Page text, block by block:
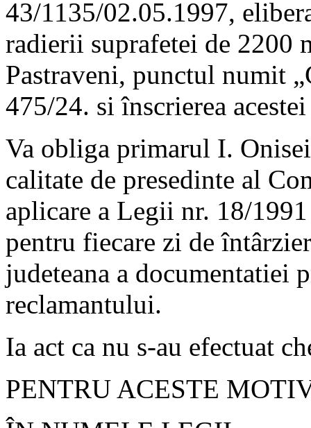
43/1135/02.05.1997,
radierii suprafetei de 2200
Pastraveni, punctul numit
475/24. si înscrierea
Va obliga primarul I.
calitate de presedinte al
aplicare a Legii nr. 18/
pentru fiecare zi de
judeteana a documentatiei
reclamantului.
Ia act ca nu s-au efectuat
PENTRU ACESTE